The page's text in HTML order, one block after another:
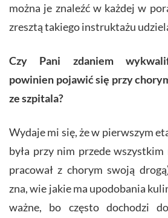
można je znaleźć w każdej w
zresztą takiego instruktażu
Czy Pani zdaniem
powinien pojawić się przy
ze szpitala?
Wydaje mi się, że w pierwszym
była przy nim przede
pracował z chorym swoją
zna, wie jakie ma upodobania
ważne, bo często dochodzi